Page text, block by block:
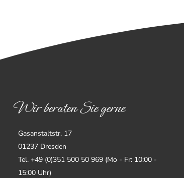
Wir beraten Sie gerne
Gasanstaltstr. 17
01237 Dresden
Tel. +49 (0)351 500 50 969 (Mo - Fr: 10:00 -
15:00 Uhr)